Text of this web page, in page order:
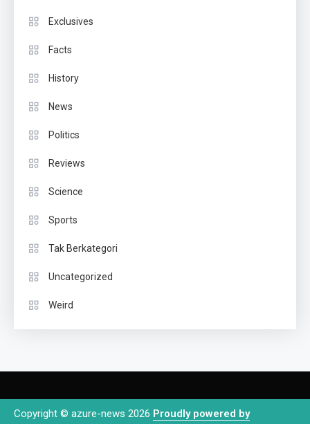
Exclusives
Facts
History
News
Politics
Reviews
Science
Sports
Tak Berkategori
Uncategorized
Weird
Copyright © azure-news 2026 Proudly powered by